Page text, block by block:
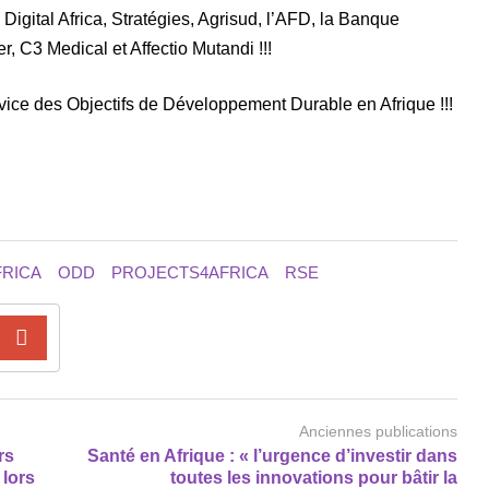
Africa, Stratégies, Agrisud, l’AFD, la Banque
C3 Medical et Affectio Mutandi !!!
des Objectifs de Développement Durable en Afrique !!!
ODD PROJECTS4AFRICA RSE
lors
Anciennes publications
Santé en Afrique : « l’urgence d’investir dans
toutes les innovations pour bâtir la